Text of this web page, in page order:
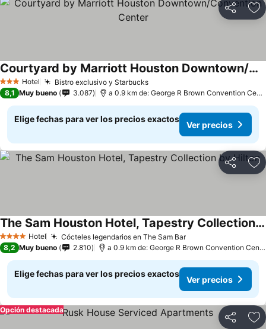
Compartir
3 Estrellas
Hotel Bistro exclusivo y Starbucks
Courtyard by Marriott Houston Downtown/Convention Center
8,1 Muy bueno 3.087 a 0.9 km de: George R Brown Convention Center
Elige fechas para ver los precios exactos
Ver precios
Compartir
4 EstrellasHotel Cócteles legendarios en The Sam Bar
The Sam Houston Hotel, Tapestry Collection by Hilton
8,2 Muy bueno 2.810 a 0.9 km de: George R Brown Convention Center
Elige fechas para ver los precios exactos
Ver precios
Compartir
Opción destacada